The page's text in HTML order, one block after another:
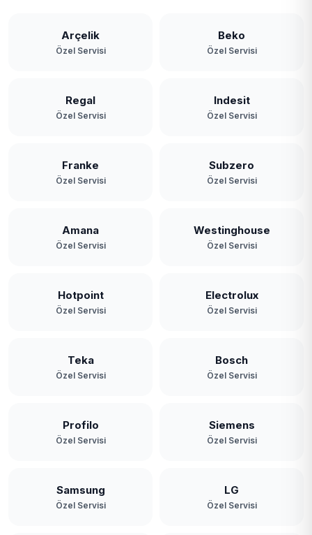
Arçelik
Özel Servisi
Beko
Özel Servisi
Regal
Özel Servisi
Indesit
Özel Servisi
Franke
Özel Servisi
Subzero
Özel Servisi
Amana
Özel Servisi
Westinghouse
Özel Servisi
Hotpoint
Özel Servisi
Electrolux
Özel Servisi
Teka
Özel Servisi
Bosch
Özel Servisi
Profilo
Özel Servisi
Siemens
Özel Servisi
Samsung
Özel Servisi
LG
Özel Servisi